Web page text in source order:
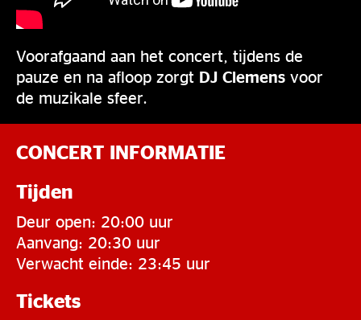
Voorafgaand aan het concert, tijdens de
pauze en na afloop zorgt DJ Clemens voor
de muzikale sfeer.
CONCERT INFORMATIE
Tijden
Deur open: 20:00 uur
Aanvang: 20:30 uur
Verwacht einde: 23:45 uur
Tickets